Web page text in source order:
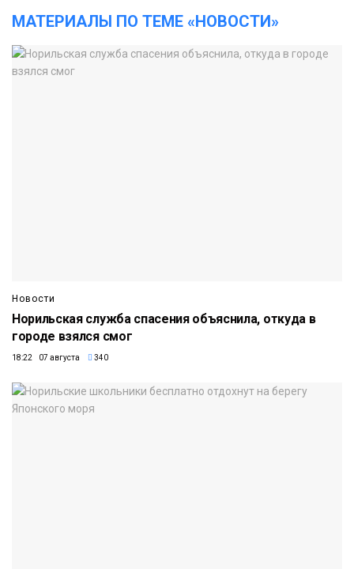
МАТЕРИАЛЫ ПО ТЕМЕ «НОВОСТИ»
Новости
Норильская служба спасения объяснила, откуда в
городе взялся смог
18:22 07 августа 340